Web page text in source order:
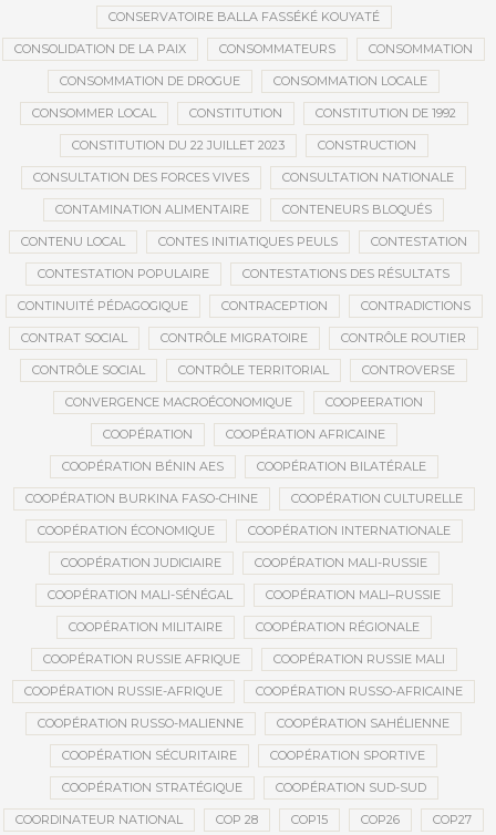
CONSERVATOIRE BALLA FASSÉKÉ KOUYATÉ
CONSOLIDATION DE LA PAIX CONSOMMATEURS CONSOMMATION
CONSOMMATION DE DROGUE CONSOMMATION LOCALE
CONSOMMER LOCAL CONSTITUTION CONSTITUTION DE 1992
CONSTITUTION DU 22 JUILLET 2023 CONSTRUCTION
CONSULTATION DES FORCES VIVES CONSULTATION NATIONALE
CONTAMINATION ALIMENTAIRE CONTENEURS BLOQUÉS
CONTENU LOCAL CONTES INITIATIQUES PEULS CONTESTATION
CONTESTATION POPULAIRE CONTESTATIONS DES RÉSULTATS
CONTINUITÉ PÉDAGOGIQUE CONTRACEPTION CONTRADICTIONS
CONTRAT SOCIAL CONTRÔLE MIGRATOIRE CONTRÔLE ROUTIER
CONTRÔLE SOCIAL CONTRÔLE TERRITORIAL CONTROVERSE
CONVERGENCE MACROÉCONOMIQUE COOPEERATION
COOPÉRATION COOPÉRATION AFRICAINE
COOPÉRATION BÉNIN AES COOPÉRATION BILATÉRALE
COOPÉRATION BURKINA FASO-CHINE COOPÉRATION CULTURELLE
COOPÉRATION ÉCONOMIQUE COOPÉRATION INTERNATIONALE
COOPÉRATION JUDICIAIRE COOPÉRATION MALI-RUSSIE
COOPÉRATION MALI-SÉNÉGAL COOPÉRATION MALI–RUSSIE
COOPÉRATION MILITAIRE COOPÉRATION RÉGIONALE
COOPÉRATION RUSSIE AFRIQUE COOPÉRATION RUSSIE MALI
COOPÉRATION RUSSIE-AFRIQUE COOPÉRATION RUSSO-AFRICAINE
COOPÉRATION RUSSO-MALIENNE COOPÉRATION SAHÉLIENNE
COOPÉRATION SÉCURITAIRE COOPÉRATION SPORTIVE
COOPÉRATION STRATÉGIQUE COOPÉRATION SUD-SUD
COORDINATEUR NATIONAL COP 28 COP15 COP26 COP27